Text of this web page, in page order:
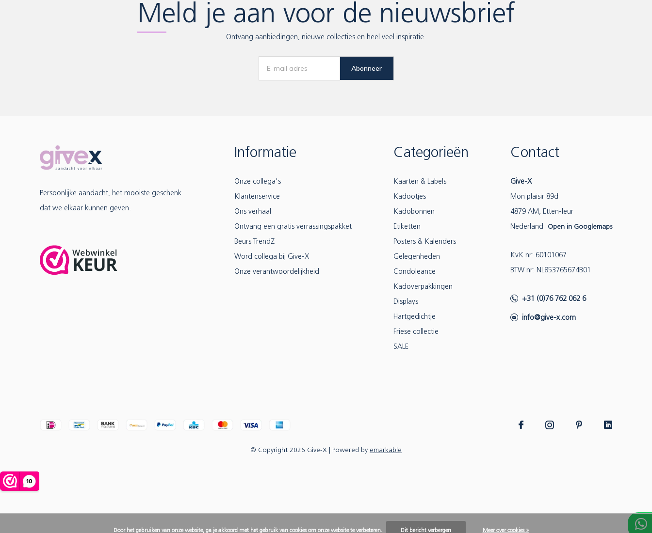
Meld je aan voor de nieuwsbrief
Ontvang aanbiedingen, nieuwe collecties en heel veel inspiratie.
Abonneer
Persoonlijke aandacht, het mooiste geschenk
dat we elkaar kunnen geven.
Informatie
Onze collega's
Klantenservice
Ons verhaal
Ontvang een gratis verrassingspakket
Beurs TrendZ
Word collega bij Give-X
Onze verantwoordelijkheid
Categorieën
Kaarten & Labels
Kadootjes
Kadobonnen
Etiketten
Posters & Kalenders
Gelegenheden
Condoleance
Kadoverpakkingen
Displays
Hartgedichtje
Friese collectie
SALE
Contact
Give-X
Mon plaisir 89d
4879 AM, Etten-leur
Nederland Open in Googlemaps
KvK nr: 60101067
BTW nr: NL853765674B01
+31 (0)76 762 062 6
info@give-x.com
© Copyright 2026 Give-X | Powered by emarkable
Door het gebruiken van onze website, ga je akkoord met het gebruik van cookies om onze website te verbeteren. Dit bericht verbergen Meer over cookies »